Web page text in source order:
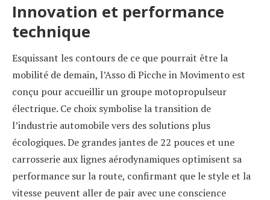
Innovation et performance
technique
Esquissant les contours de ce que pourrait être la
mobilité de demain, l’Asso di Picche in Movimento est
conçu pour accueillir un groupe motopropulseur
électrique. Ce choix symbolise la transition de
l’industrie automobile vers des solutions plus
écologiques. De grandes jantes de 22 pouces et une
carrosserie aux lignes aérodynamiques optimisent sa
performance sur la route, confirmant que le style et la
vitesse peuvent aller de pair avec une conscience